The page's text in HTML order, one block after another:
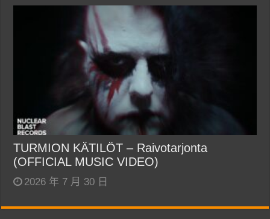
TURMION KÄTILÖT – Raivotarjonta
(OFFICIAL MUSIC VIDEO)
2026 年 7 月 30 日